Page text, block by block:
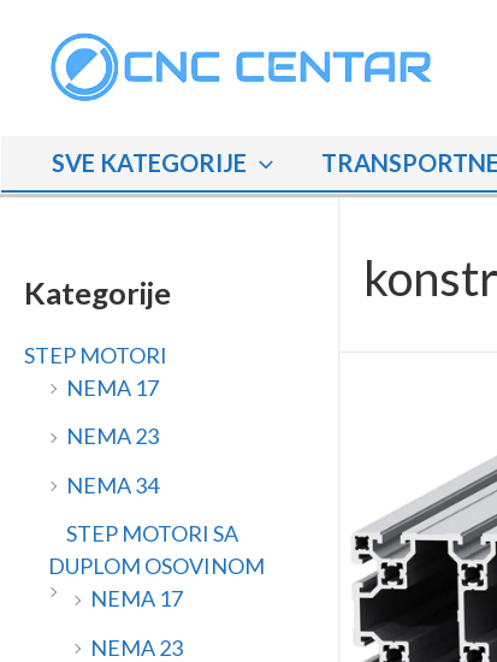
content
SVE KATEGORIJE
Kategorije
STEP MOTORI
NEMA 17
NEMA 23
NEMA 34
STEP MOTORI SA
DUPLOM OSOVINOM
NEMA 17
NEMA 23
a
m